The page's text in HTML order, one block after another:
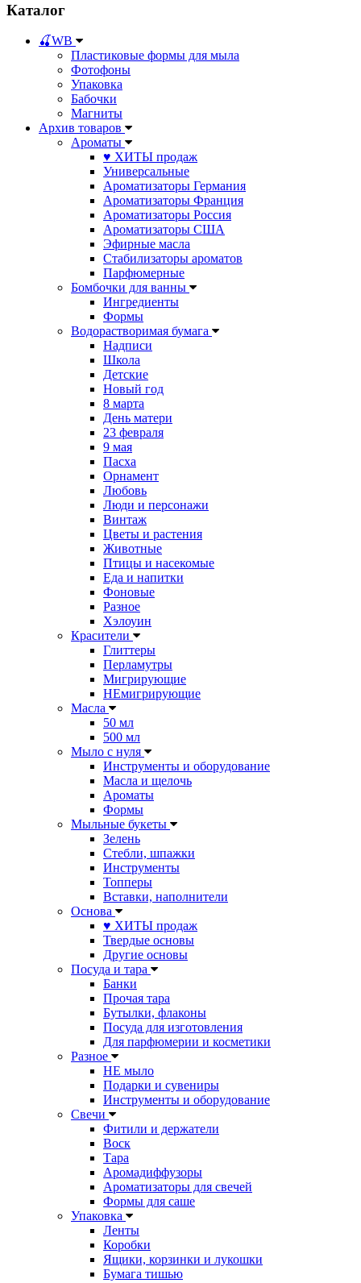
Каталог
🍒WB
Пластиковые формы для мыла
Фотофоны
Упаковка
Бабочки
Магниты
Архив товаров
Ароматы
♥ ХИТЫ продаж
Универсальные
Ароматизаторы Германия
Ароматизаторы Франция
Ароматизаторы Россия
Ароматизаторы США
Эфирные масла
Стабилизаторы ароматов
Парфюмерные
Бомбочки для ванны
Ингредиенты
Формы
Водорастворимая бумага
Надписи
Школа
Детские
Новый год
8 марта
День матери
23 февраля
9 мая
Пасха
Орнамент
Любовь
Люди и персонажи
Винтаж
Цветы и растения
Животные
Птицы и насекомые
Еда и напитки
Фоновые
Разное
Хэлоуин
Красители
Глиттеры
Перламутры
Мигрирующие
НЕмигрирующие
Масла
50 мл
500 мл
Мыло с нуля
Инструменты и оборудование
Масла и щелочь
Ароматы
Формы
Мыльные букеты
Зелень
Стебли, шпажки
Инструменты
Топперы
Вставки, наполнители
Основа
♥ ХИТЫ продаж
Твердые основы
Другие основы
Посуда и тара
Банки
Прочая тара
Бутылки, флаконы
Посуда для изготовления
Для парфюмерии и косметики
Разное
НЕ мыло
Подарки и сувениры
Инструменты и оборудование
Свечи
Фитили и держатели
Воск
Тара
Аромадиффузоры
Ароматизаторы для свечей
Формы для саше
Упаковка
Ленты
Коробки
Ящики, корзинки и лукошки
Бумага тишью